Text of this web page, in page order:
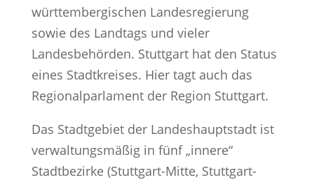
württembergischen Landesregierung
sowie des Landtags und vieler
Landesbehörden. Stuttgart hat den Status
eines Stadtkreises. Hier tagt auch das
Regionalparlament der Region Stuttgart.
Das Stadtgebiet der Landeshauptstadt ist
verwaltungsmäßig in fünf „innere“
Stadtbezirke (Stuttgart-Mitte, Stuttgart-